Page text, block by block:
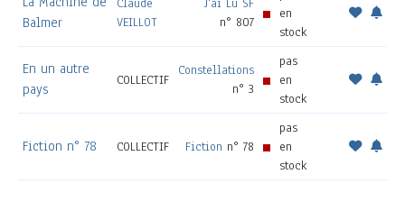
Balmer
VEILLOT
n° 807
en
stock
En un autre
pays
COLLECTIF
Constellations
n° 3
pas
en
stock
Fiction n° 78 COLLECTIF Fiction n° 78
pas
en
stock